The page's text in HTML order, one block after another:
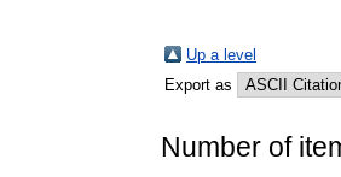
Up a level
Export as
Number of